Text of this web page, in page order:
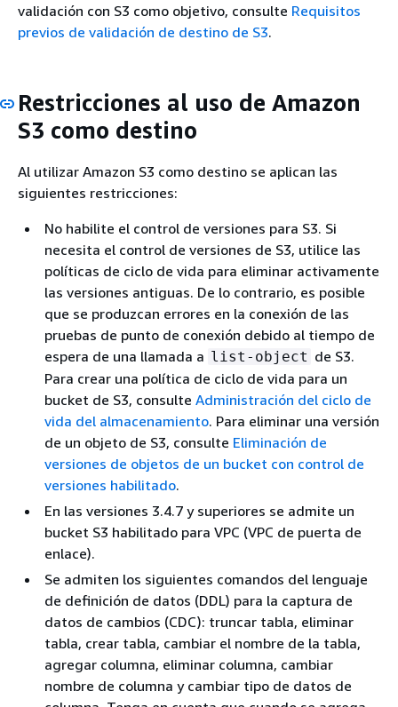
validación con S3 como objetivo, consulte Requisitos
previos de validación de destino de S3.
Restricciones al uso de Amazon
S3 como destino
Al utilizar Amazon S3 como destino se aplican las
siguientes restricciones:
No habilite el control de versiones para S3. Si
necesita el control de versiones de S3, utilice las
políticas de ciclo de vida para eliminar activamente
las versiones antiguas. De lo contrario, es posible
que se produzcan errores en la conexión de las
pruebas de punto de conexión debido al tiempo de
espera de una llamada a list-object de S3.
Para crear una política de ciclo de vida para un
bucket de S3, consulte Administración del ciclo de
vida del almacenamiento. Para eliminar una versión
de un objeto de S3, consulte Eliminación de
versiones de objetos de un bucket con control de
versiones habilitado.
En las versiones 3.4.7 y superiores se admite un
bucket S3 habilitado para VPC (VPC de puerta de
enlace).
Se admiten los siguientes comandos del lenguaje
de definición de datos (DDL) para la captura de
datos de cambios (CDC): truncar tabla, eliminar
tabla, crear tabla, cambiar el nombre de la tabla,
agregar columna, eliminar columna, cambiar
nombre de columna y cambiar tipo de datos de